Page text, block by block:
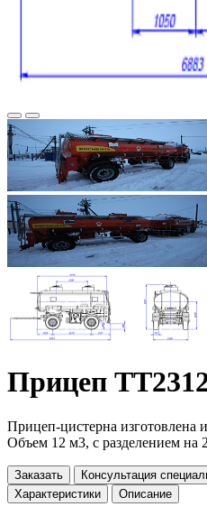
Прицеп
Прицеп-цистерна изготовлена
Объем 12 м3, с разделением на
Заказать Консультация
Характеристики
Описание